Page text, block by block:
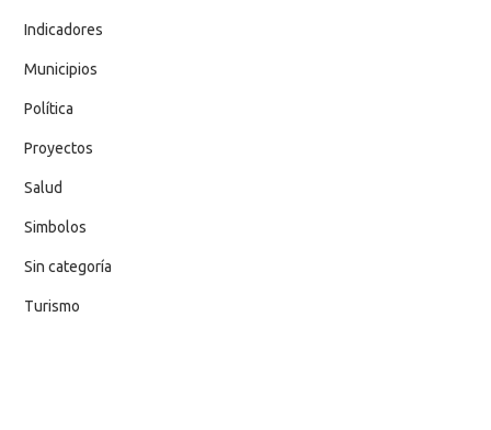
Indicadores
Municipios
Política
Proyectos
Salud
Simbolos
Sin categoría
Turismo